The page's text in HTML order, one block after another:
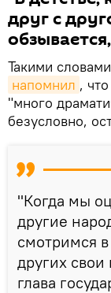
друг с
Такими
напомнил ,
"много
безусловно,
"Когда мы
другие
смотримся
других
глава